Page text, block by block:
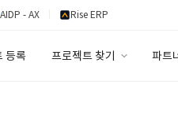
AIDP - AX Rise ERP
등록 프로젝트 찾기 파트